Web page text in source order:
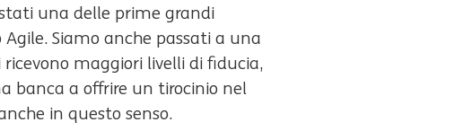
una delle prime grandi
Siamo anche passati a una
maggiori livelli di fiducia,
banca a offrire un tirocinio nel
in questo senso.